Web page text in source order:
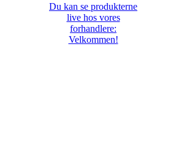
Du kan se produkterne
live hos vores
forhandlere:
Velkommen!